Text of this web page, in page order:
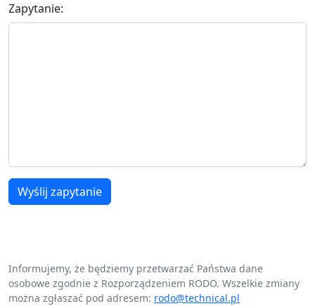
Zapytanie:
Wyślij zapytanie
Informujemy, że będziemy przetwarzać Państwa dane
osobowe zgodnie z Rozporządzeniem RODO. Wszelkie zmiany
można zgłaszać pod adresem: rodo@technical.pl